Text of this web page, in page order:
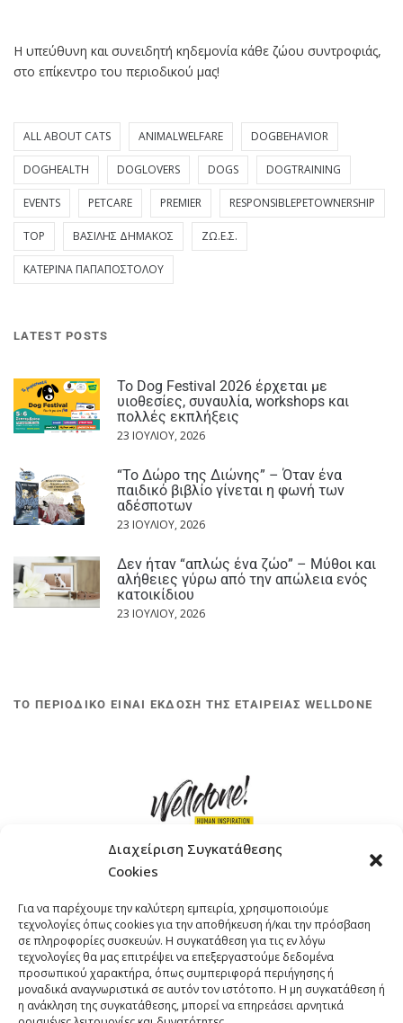
Διαχείριση Συγκατάθεσης
Cookies
Για να παρέχουμε την καλύτερη εμπειρία, χρησιμοποιούμε
τεχνολογίες όπως cookies για την αποθήκευση ή/και την πρόσβαση
σε πληροφορίες συσκευών. Η συγκατάθεση για τις εν λόγω
τεχνολογίες θα μας επιτρέψει να επεξεργαστούμε δεδομένα
προσωπικού χαρακτήρα, όπως συμπεριφορά περιήγησης ή
μοναδικά αναγνωριστικά σε αυτόν τον ιστότοπο. Η μη συγκατάθεση ή
η ανάκληση της συγκατάθεσης, μπορεί να επηρεάσει αρνητικά
Η υπεύθυνη και συνειδητή κηδεμονία κάθε ζώου συντροφιάς,
στο επίκεντρο του περιοδικού μας!
ALL ABOUT CATS ANIMALWELFARE DOGBEHAVIOR
DOGHEALTH DOGLOVERS DOGS DOGTRAINING
EVENTS PETCARE PREMIER RESPONSIBLEPETOWNERSHIP
TOP ΒΑΣΊΛΗΣ ΔΗΜΆΚΟΣ ΖΩ.Ε.Σ.
ΚΑΤΕΡΊΝΑ ΠΑΠΑΠΟΣΤΌΛΟΥ
LATEST POSTS
Το Dog Festival 2026 έρχεται με
υιοθεσίες, συναυλία, workshops και
πολλές εκπλήξεις
23 ΙΟΥΛΊΟΥ, 2026
“Το Δώρο της Διώνης” – Όταν ένα
παιδικό βιβλίο γίνεται η φωνή των
αδέσποτων
23 ΙΟΥΛΊΟΥ, 2026
Δεν ήταν “απλώς ένα ζώο” – Μύθοι και
αλήθειες γύρω από την απώλεια ενός
κατοικίδιου
23 ΙΟΥΛΊΟΥ, 2026
ΤΟ ΠΕΡΙΟΔΙΚΟ ΕΙΝΑΙ ΕΚΔΟΣΗ ΤΗΣ ΕΤΑΙΡΕΙΑΣ WELLDONE
ΤΗΛΕΦΩΝΟ: +30 211 4021758
EMAIL:info@welldone.com.gr